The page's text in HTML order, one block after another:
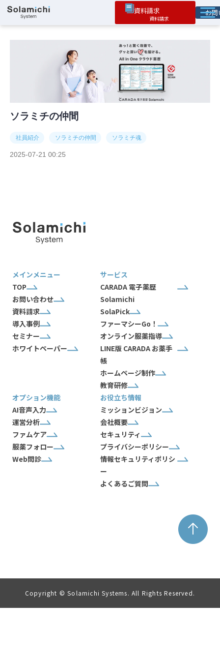
資料請求 お
サービス
オプション機能
お役立ち情報
ソラミチの仲間
社員紹介 ソラミチの仲間 ソラミチ魂
2025-07-21 00:25
メインメニュー
TOP
お問い合わせ
資料請求
導入事例
セミナー
ホワイトペーパー
サービス
CARADA 電子薬歴
Solamichi
SolaPick
ファーマシーGo！
オンライン服薬指導
LINE版 CARADA お薬手
帳
ホームページ制作
教育研修
オプション機能
AI音声入力
運営分析
ファムケア
服薬フォロー
Web問診
お役立ち情報
ミッションビジョン
会社概要
セキュリティ
プライバシーポリシー
情報セキュリティポリシ
ー
よくあるご質問
Copyright © Solamichi Systems. All Rights Reserved.